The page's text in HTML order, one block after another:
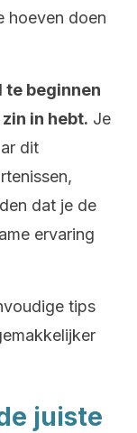
hoeven doen
te beginnen
in hebt. Je
dit
dat je de
ervaring
tips
juiste